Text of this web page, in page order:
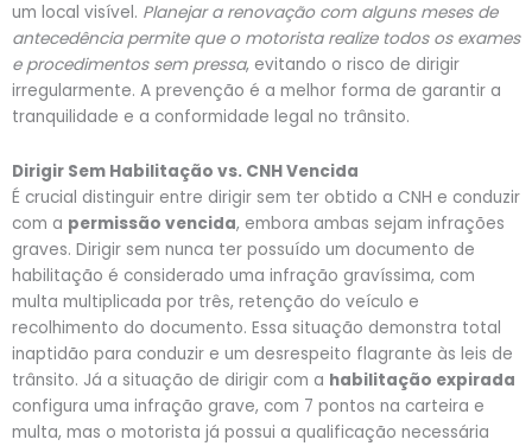
um local visível. Planejar a renovação com alguns meses de
antecedência permite que o motorista realize todos os exames
e procedimentos sem pressa, evitando o risco de dirigir
irregularmente. A prevenção é a melhor forma de garantir a
tranquilidade e a conformidade legal no trânsito.
Dirigir Sem Habilitação vs. CNH Vencida
É crucial distinguir entre dirigir sem ter obtido a CNH e conduzir
com a permissão vencida, embora ambas sejam infrações
graves. Dirigir sem nunca ter possuído um documento de
habilitação é considerado uma infração gravíssima, com
multa multiplicada por três, retenção do veículo e
recolhimento do documento. Essa situação demonstra total
inaptidão para conduzir e um desrespeito flagrante às leis de
trânsito. Já a situação de dirigir com a habilitação expirada
configura uma infração grave, com 7 pontos na carteira e
multa, mas o motorista já possui a qualificação necessária